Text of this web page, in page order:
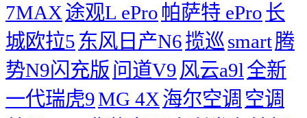
7MAX途观L ePro 帕萨特 ePro长
城欧拉5 东风日产N6揽巡smart腾
势N9闪充版 问道V9 风云a9l 全新
一代瑞虎9MG 4X海尔空调 空调